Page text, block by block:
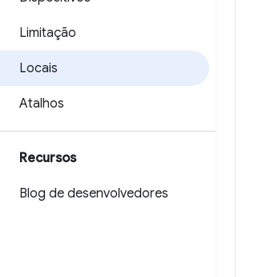
Limitação
Locais
Atalhos
Recursos
Blog de desenvolvedores